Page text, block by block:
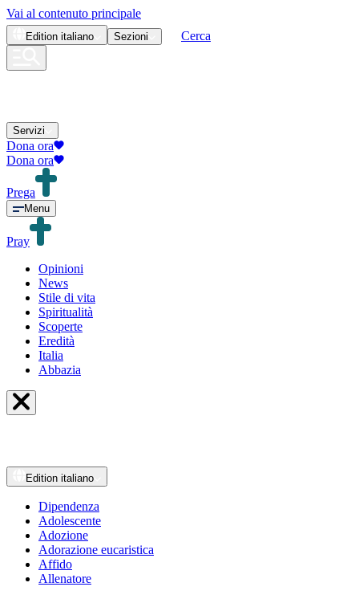
Vai al contenuto principale
Edition italiano Sezioni Cerca
Servizi
Dona ora
Dona ora
Prega
Menu
Pray
Opinioni
News
Stile di vita
Spiritualità
Scoperte
Eredità
Italia
Abbazia
Edition italiano
Dipendenza
Adolescente
Adozione
Adorazione eucaristica
Affido
Allenatore